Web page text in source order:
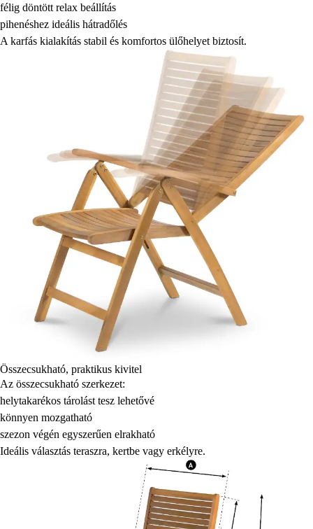
félig döntött relax beállítás
pihenéshez ideális hátradőlés
A karfás kialakítás stabil és komfortos ülőhelyet biztosít.
Összecsukható, praktikus kivitel
Az összecsukható szerkezet:
helytakarékos tárolást tesz lehetővé
könnyen mozgatható
szezon végén egyszerűen elrakható
Ideális választás teraszra, kertbe vagy erkélyre.